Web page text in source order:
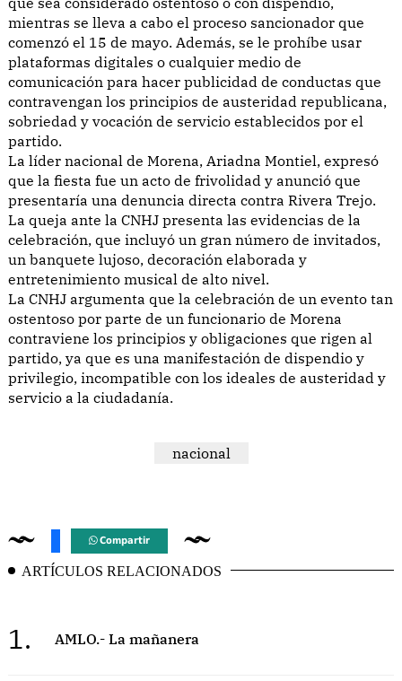
mientras se lleva a cabo el proceso sancionador que
comenzó el 15 de mayo. Además, se le prohíbe usar
plataformas digitales o cualquier medio de
comunicación para hacer publicidad de conductas que
contravengan los principios de austeridad republicana,
sobriedad y vocación de servicio establecidos por el
partido.
La líder nacional de Morena, Ariadna Montiel, expresó
que la fiesta fue un acto de frivolidad y anunció que
presentaría una denuncia directa contra Rivera Trejo.
La queja ante la CNHJ presenta las evidencias de la
celebración, que incluyó un gran número de invitados,
un banquete lujoso, decoración elaborada y
entretenimiento musical de alto nivel.
La CNHJ argumenta que la celebración de un evento tan
ostentoso por parte de un funcionario de Morena
contraviene los principios y obligaciones que rigen al
partido, ya que es una manifestación de dispendio y
privilegio, incompatible con los ideales de austeridad y
servicio a la ciudadanía.
nacional
Compartir
ARTÍCULOS RELACIONADOS
1. AMLO.- La mañanera